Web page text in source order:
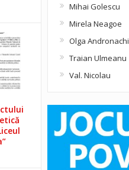
Mihai Golescu
Mirela Neagoe
Olga Andronachi
Traian Ulmeanu
Val. Nicolau